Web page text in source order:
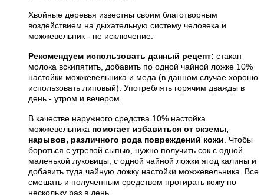
Хвойные деревья известны своим благотворным
воздействием на дыхательную систему человека и
можжевельник - не исключение.
Рекомендуем использовать данный рецепт: стакан
молока вскипятить, добавить по одной чайной ложке 10%
настойки можжевельника и меда (в данном случае хорошо
использовать липовый). Употреблять горячим дважды в
день - утром и вечером.
В качестве наружного средства 10% настойка
можжевельника помогает избавиться от экземы,
нарывов, различного рода повреждений кожи . Чтобы
бороться с угревой сыпью, нужно получить сок с одной
маленькой луковицы, с одной чайной ложки ягод калины и
добавить туда чайную ложку настойки можжевельника. Все
смешать и полученным средством протирать кожу по
нескольку раз в день.